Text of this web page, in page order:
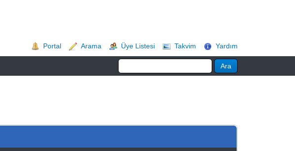
Portal Arama Üye Listesi Takvim Yardım